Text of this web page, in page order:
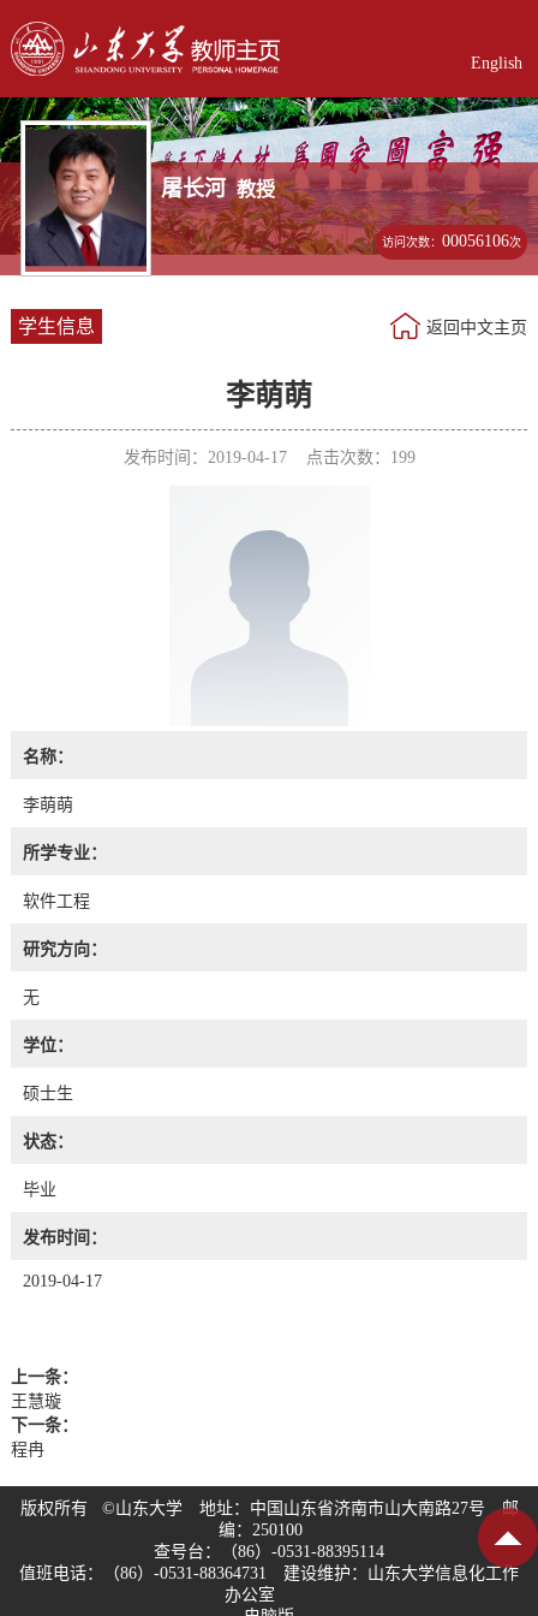
English
屠长河 教授
访问次数：00056106次
学生信息 返回中文主页
李萌萌
发布时间：2019-04-17 点击次数： 199
名称：
李萌萌
所学专业：
软件工程
研究方向：
无
学位：
硕士生
状态：
毕业
发布时间：
2019-04-17
上一条：
王慧璇
下一条：
程冉
版权所有 ©山东大学 地址：中国山东省济南市山大南路27号 邮
编：250100
查号台：（86）-0531-88395114
值班电话：（86）-0531-88364731 建设维护：山东大学信息化工作
办公室